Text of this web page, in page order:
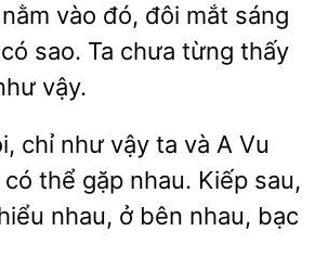
vào đó,
mắt sáng
sao. Ta chưa
thấy
vậy.
chỉ như vậy ta và A Vu
thể gặp nhau.
sau,
nhau, ở bên nhau, bạc